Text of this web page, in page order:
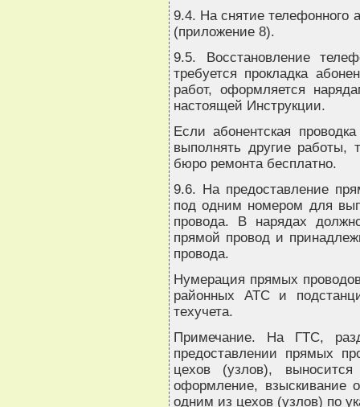
9.4. На снятие телефонного
(приложение 8).
9.5. Восстановление
требуется прокладка
работ, оформляется
настоящей Инструкции.
Если абонентская
выполнять другие работы,
бюро ремонта бесплатно.
9.6. На предоставление
под одним номером для
провода. В нарядах
прямой провод и
провода.
Нумерация прямых
районных АТС и
техучета.
Примечание. На ГТС,
предоставлении прямых
цехов (узлов),
оформление, взыскивание
одним из цехов (узлов) по